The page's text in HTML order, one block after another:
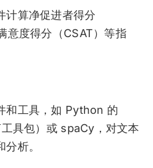
计算净促进者得分
意度得分（CSAT）等指
和工具，如 Python 的
具包）或 spaCy，对文本
析。